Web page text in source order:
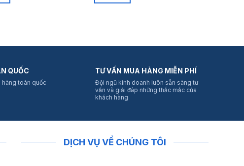
QUỐC
hàng toàn quốc
TƯ VẤN MUA HÀNG MIỄN PHÍ
Đội ngũ kinh doanh luôn sẵn sàng tư
vấn và giải đáp những thắc mắc của
khách hàng
DỊCH VỤ VỀ CHÚNG TÔI